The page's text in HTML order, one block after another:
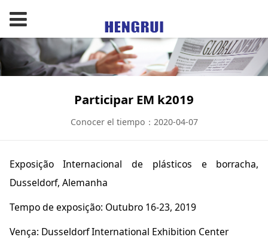
Participar EM k2019
Conocer el tiempo：2020-04-07
Exposição Internacional de plásticos e borracha,
Dusseldorf, Alemanha
Tempo de exposição: Outubro 16-23, 2019
Vença: Dusseldorf International Exhibition Center